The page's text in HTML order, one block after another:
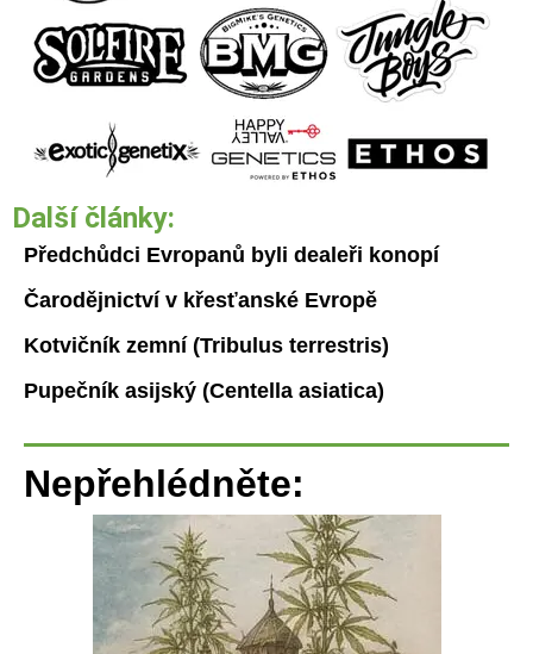
Další články:
Předchůdci Evropanů byli dealeři konopí
Čarodějnictví v křesťanské Evropě
Kotvičník zemní (Tribulus terrestris)
Pupečník asijský (Centella asiatica)
Nepřehlédněte: